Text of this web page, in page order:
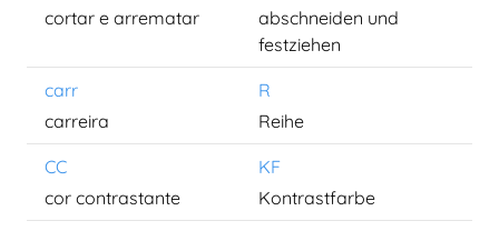
cortar e arrematar
abschneiden und
festziehen
carr
R
carreira
Reihe
CC
KF
cor contrastante
Kontrastfarbe